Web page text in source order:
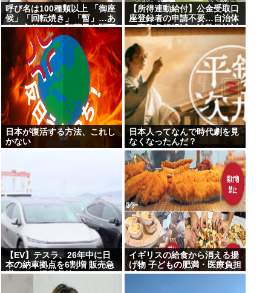
呼び名は100種類以上 「御座
候」「回転焼き」「暫」…あ
んこ入りのあの和菓子を関西
では何と呼ぶ？ 姫路では「御
座候」米原では「暫」 関西圏
を離れると「大判焼き」に
“境界線”を調査
【所得連動給付】公金受取口
座登録者の申請不要…自治体
の事務負担軽減へ法整備検討
日本が復活する方法、これし
かない
日本人ってなんで時代劇を見
なくなったんだ？
【EV】テスラ、26年中に日
本の納車拠点を6割増 販売急
増による混乱収拾へ
イギリスの給食から消える揚
げ物 子どもの肥満・医療負担
減らす